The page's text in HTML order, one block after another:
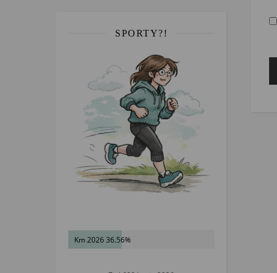
SPORTY?!
Km 2026 36.56%